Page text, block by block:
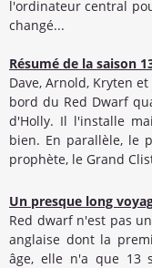
l'ordinateur central
changé...
Résumé de la saison
Dave, Arnold, Kryten
bord du Red Dwarf
d'Holly. Il l'installe
bien. En parallèle, le
prophète, le Grand
Un presque long
Red dwarf n'est pas
anglaise dont la
âge, elle n'a que 13